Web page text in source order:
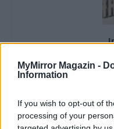
MyMirror Magazin -
Information
If you wish to opt-out of
processing of your
szabadidőmben írok.
cikkeket és